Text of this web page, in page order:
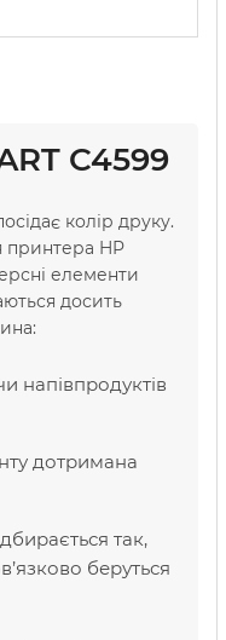
C4599
колір друку.
принтера HP
елементи
досить
напівпродуктів
дотримана
так,
беруться